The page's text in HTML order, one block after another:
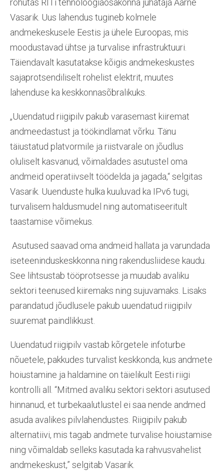
rõhutas RITi tehnoloogiaosakonna juhataja Aarne
Vasarik. Uus lahendus tugineb kolmele
andmekeskusele Eestis ja ühele Euroopas, mis
moodustavad ühtse ja turvalise infrastruktuuri.
Täiendavalt kasutatakse kõigis andmekeskustes
sajaprotsendiliselt rohelist elektrit, muutes
lahenduse ka keskkonnasõbralikuks.
„Uuendatud riigipilv pakub varasemast kiiremat
andmeedastust ja töökindlamat võrku. Tänu
täiustatud platvormile ja riistvarale on jõudlus
oluliselt kasvanud, võimaldades asutustel oma
andmeid operatiivselt töödelda ja jagada,“ selgitas
Vasarik. Uuenduste hulka kuuluvad ka IPv6 tugi,
turvalisem haldusmudel ning automatiseeritult
taastamise võimekus.
Asutused saavad oma andmeid hallata ja varundada
iseteeninduskeskkonna ning rakendusliidese kaudu.
See lihtsustab tööprotsesse ja muudab avaliku
sektori teenused kiiremaks ning sujuvamaks. Lisaks
parandatud jõudlusele pakub uuendatud riigipilv
suuremat paindlikkust.
Uuendatud riigipilv vastab kõrgetele infoturbe
nõuetele, pakkudes turvalist keskkonda, kus andmete
hoiustamine ja haldamine on täielikult Eesti riigi
kontrolli all. “Mitmed avaliku sektori sektori asutused
hinnanud, et turbekaalutlustel ei saa nende andmed
asuda avalikes pilvlahendustes. Riigipilv pakub
alternatiivi, mis tagab andmete turvalise hoiustamise
ning võimaldab selleks kasutada ka rahvusvahelist
andmekeskust,” selgitab Vasarik.